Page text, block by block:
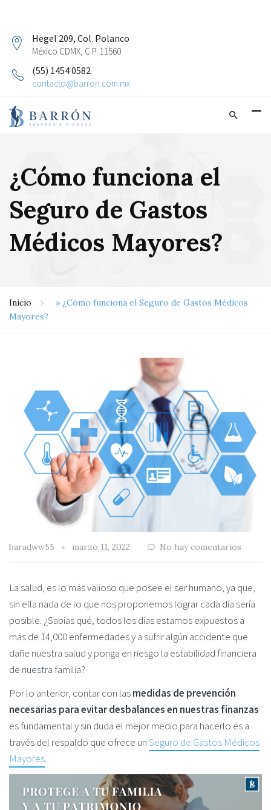
Hegel 209, Col. Polanco
México CDMX, C.P. 11560
(55) 1454 0582
contacto@barron.com.mx
¿Cómo funciona el
Seguro de Gastos
Médicos Mayores?
Inicio » ¿Cómo funciona el Seguro de Gastos Médicos
Mayores?
baradww55 marzo 11, 2022 No hay comentarios
La salud, es lo más valioso que posee el ser humano, ya que,
sin ella nada de lo que nos proponemos lograr cada día sería
posible. ¿Sabías qué, todos los días estamos expuestos a
más de 14,000 enfermedades y a sufrir algún accidente que
dañe nuestra salud y ponga en riesgo la estabilidad financiera
de nuestra familia?
Por lo anterior, contar con lasmedidas de prevención
necesarias para evitar desbalances en nuestras finanzas
es fundamental y sin duda el mejor medio para hacerlo es a
través del respaldo que ofrece unSeguro de Gastos Médicos
Mayores.